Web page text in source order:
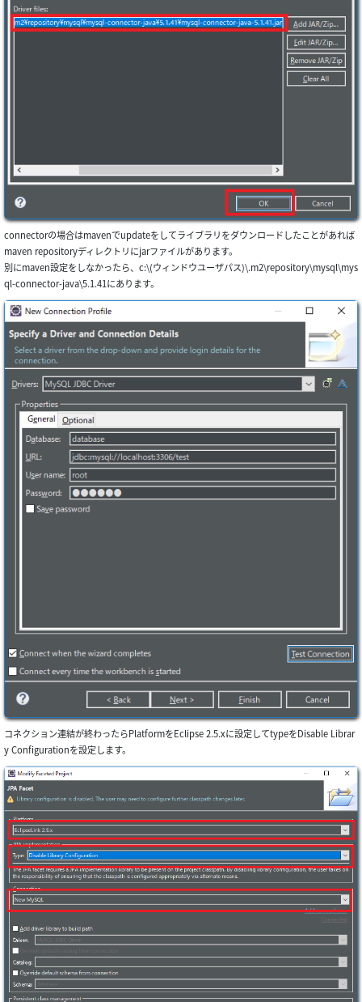
connectorの場合はmavenでupdateをしてライブラリをダウンロードしたことがあれば
maven repositoryディレクトリにjarファイルがあります。
別にmaven設定をしなかったら、c:\(ウィンドウユーザパス)\.m2\repository\mysql\mys
ql-connector-java\5.1.41にあります。
コネクション連結が終わったらPlatformをEclipse 2.5.xに設定してtypeをDisable Librar
y Configurationを設定します。